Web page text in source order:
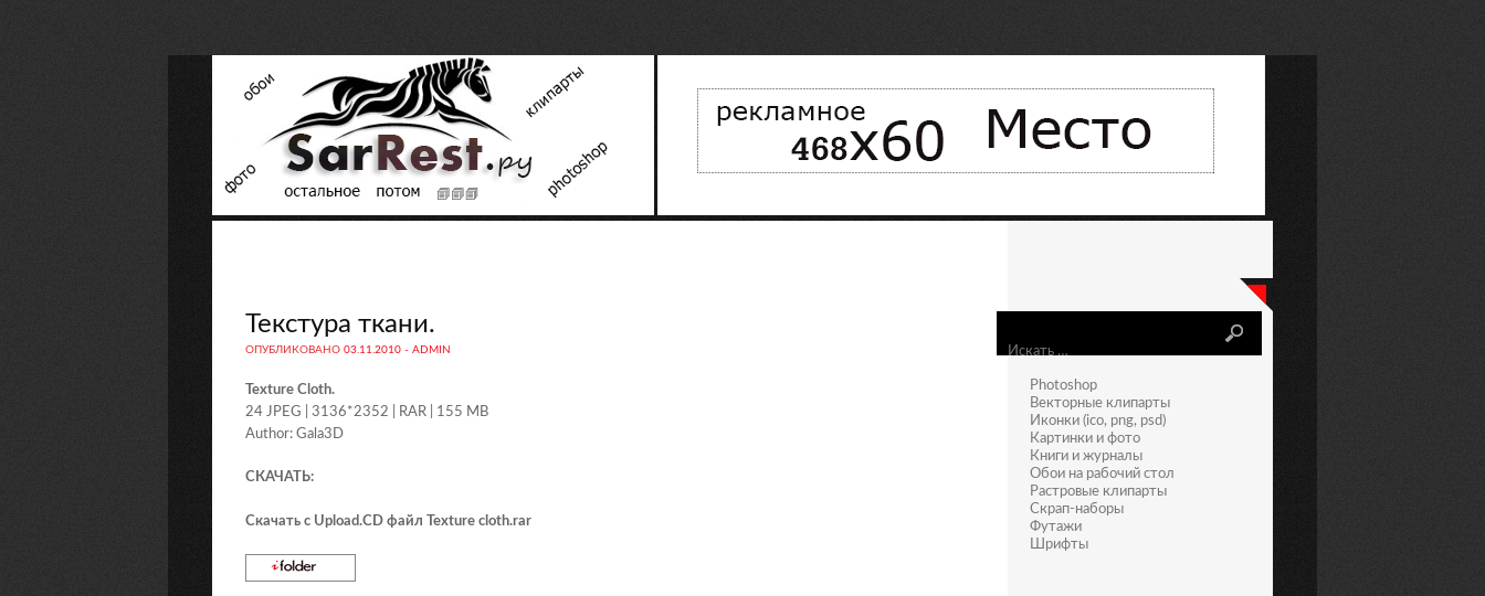
Текстура ткани.
ОПУБЛИКОВАНО 03.11.2010 - ADMIN
Texture Cloth.
24 JPEG | 3136*2352 | RAR | 155 MB
Author: Gala3D
СКАЧАТЬ:
Скачать с Upload.CD файл Texture cloth.rar
Photoshop
Векторные клипарты
Иконки (ico, png, psd)
Картинки и фото
Книги и журналы
Обои на рабочий стол
Растровые клипарты
Скрап-наборы
Футажи
Шрифты